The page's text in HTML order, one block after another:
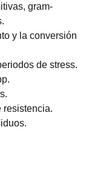
gram-
y la conversión
de stress.
resistencia.